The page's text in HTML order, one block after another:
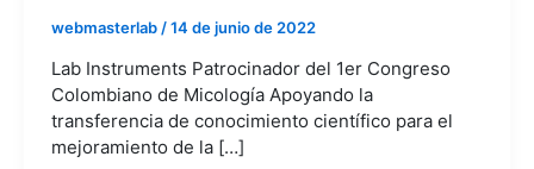
webmasterlab /14 de junio de 2022
Lab Instruments Patrocinador del 1er Congreso
Colombiano de Micología Apoyando la
transferencia de conocimiento científico para el
mejoramiento de la […]